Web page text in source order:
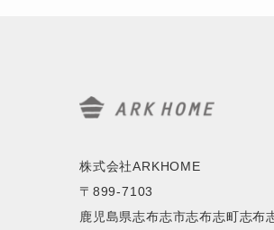
株式会社ARKHOME
〒899-7103
鹿児島県志布志市志布志町志布